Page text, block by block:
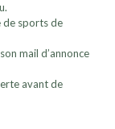
de sports de
mail d’annonce
avant de